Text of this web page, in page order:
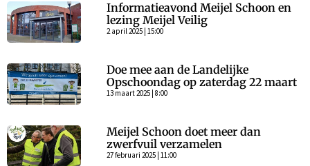
Informatieavond Meijel Schoon en
lezing Meijel Veilig
2 april 2025 | 15:00
Doe mee aan de Landelijke
Opschoondag op zaterdag 22 maart
13 maart 2025 | 8:00
Meijel Schoon doet meer dan
zwerfvuil verzamelen
27 februari 2025 | 11:00